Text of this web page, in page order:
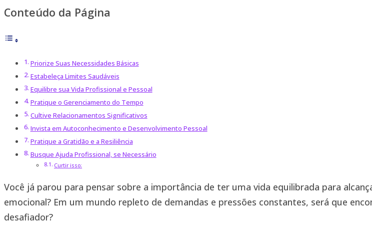
Conteúdo da Página
Priorize Suas Necessidades Básicas
Estabeleça Limites Saudáveis
Equilibre sua Vida Profissional e Pessoal
Pratique o Gerenciamento do Tempo
Cultive Relacionamentos Significativos
Invista em Autoconhecimento e Desenvolvimento Pessoal
Pratique a Gratidão e a Resiliência
Busque Ajuda Profissional, se Necessário
Curtir isso:
Você já parou para pensar sobre a importância de ter uma vida equilibrada para
emocional? Em um mundo repleto de demandas e pressões constantes, será que
desafiador?